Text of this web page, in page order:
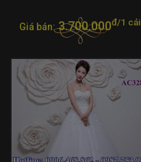
Giá bán:3.700.000đ/1 cái